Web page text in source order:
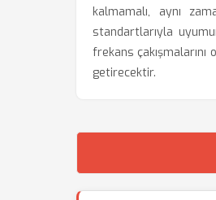
kalmamalı, aynı
standartlarıyla
frekans
getirecektir.